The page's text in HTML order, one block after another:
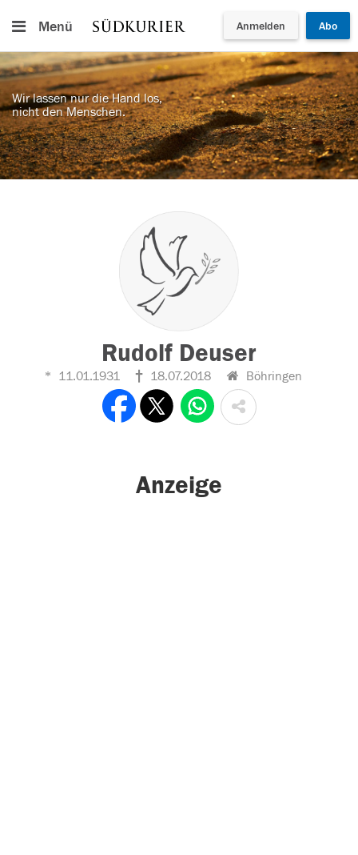
Menü Anmelden Abo
Wir lassen nur die Hand los,
nicht den Menschen.
Rudolf Deuser
11.01.1931 18.07.2018 Böhringen
Anzeige